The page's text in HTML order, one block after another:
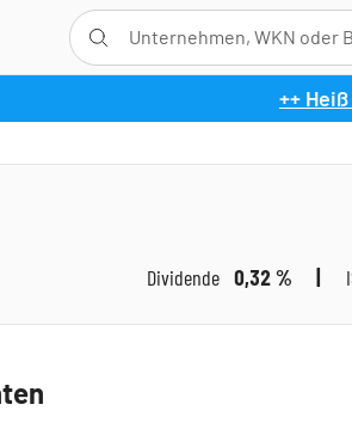
++
Dividende 0,32 %